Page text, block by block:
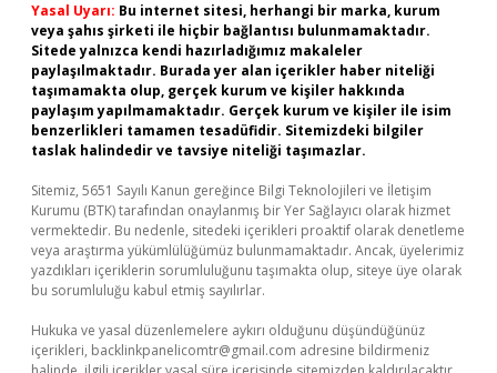
Yasal Uyarı: Bu internet sitesi, herhangi bir marka, kurum
veya şahıs şirketi ile hiçbir bağlantısı bulunmamaktadır.
Sitede yalnızca kendi hazırladığımız makaleler
paylaşılmaktadır. Burada yer alan içerikler haber niteliği
taşımamakta olup, gerçek kurum ve kişiler hakkında
paylaşım yapılmamaktadır. Gerçek kurum ve kişiler ile isim
benzerlikleri tamamen tesadüfidir. Sitemizdeki bilgiler
taslak halindedir ve tavsiye niteliği taşımazlar.
Sitemiz, 5651 Sayılı Kanun gereğince Bilgi Teknolojileri ve İletişim
Kurumu (BTK) tarafından onaylanmış bir Yer Sağlayıcı olarak hizmet
vermektedir. Bu nedenle, sitedeki içerikleri proaktif olarak denetleme
veya araştırma yükümlülüğümüz bulunmamaktadır. Ancak, üyelerimiz
yazdıkları içeriklerin sorumluluğunu taşımakta olup, siteye üye olarak
bu sorumluluğu kabul etmiş sayılırlar.
Hukuka ve yasal düzenlemelere aykırı olduğunu düşündüğünüz
içerikleri, backlinkpanelicomtr@gmail.com adresine bildirmeniz